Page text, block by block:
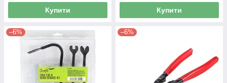
Купити Купити
–6% –6%